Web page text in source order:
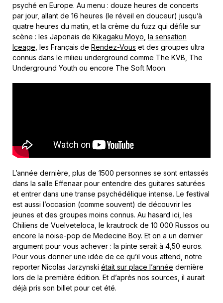
psyché en Europe. Au menu : douze heures de concerts
par jour, allant de 16 heures (le réveil en douceur) jusqu’à
quatre heures du matin, et la crème du fuzz qui défile sur
scène : les Japonais de Kikagaku Moyo la sensation
Iceage , les Français de Rendez-Vous et des groupes ultra
connus dans le milieu underground comme The KVB, The
Underground Youth ou encore The Soft Moon.
L’année dernière, plus de 1500 personnes se sont entassés
dans la salle Effenaar pour entendre des guitares saturées
et entrer dans une transe psychédélique intense. Le festival
est aussi l’occasion (comme souvent) de découvrir les
jeunes et des groupes moins connus. Au hasard ici, les
Chiliens de Vuelveteloca, le krautrock de 10 000 Russos ou
encore la noise-pop de Medecine Boy. Et on a un dernier
argument pour vous achever : la pinte serait à 4,50 euros.
Pour vous donner une idée de ce qu’il vous attend, notre
reporter Nicolas Jarzynski était sur place l’année dernière
lors de la première édition. Et d’après nos sources, il aurait
déjà pris son billet pour cet été.